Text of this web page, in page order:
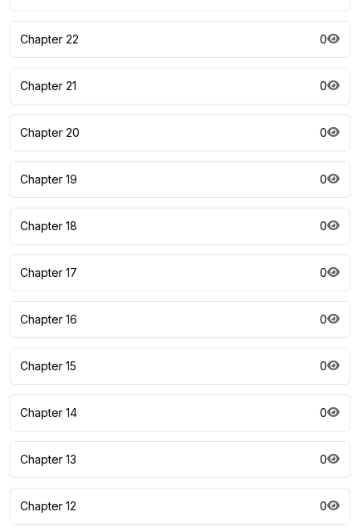
Chapter 22 0
Chapter 21 0
Chapter 20 0
Chapter 19 0
Chapter 18 0
Chapter 17 0
Chapter 16 0
Chapter 15 0
Chapter 14 0
Chapter 13 0
Chapter 12 0